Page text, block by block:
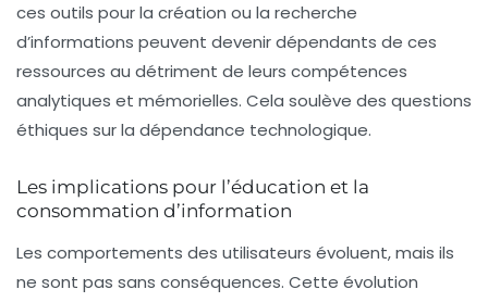
ces outils pour la création ou la recherche
d’informations peuvent devenir dépendants de ces
ressources au détriment de leurs compétences
analytiques et mémorielles. Cela soulève des questions
éthiques sur la dépendance technologique.
Les implications pour l’éducation et la
consommation d’information
Les comportements des utilisateurs évoluent, mais ils
ne sont pas sans conséquences. Cette évolution